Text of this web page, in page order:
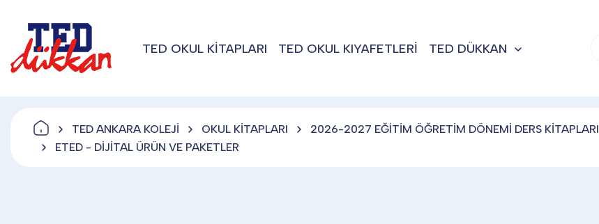
TED OKUL KİTAPLARI TED OKUL KIYAFETLERİ TED DÜKKAN
TED ANKARA KOLEJİ OKUL KİTAPLARI 2026-2027 EĞİTİM ÖĞRETİM DÖNEMİ DERS KİTAPLARI
ETED - DİJİTAL ÜRÜN VE PAKETLER